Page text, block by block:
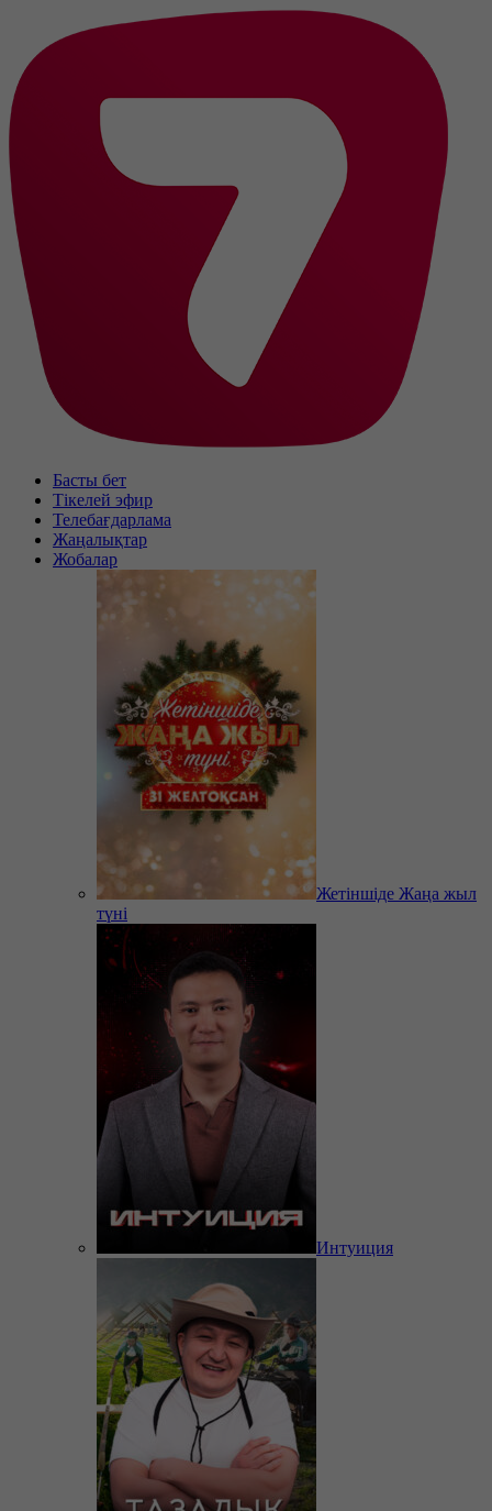
Басты бет
Тікелей эфир
Телебағдарлама
Жаңалықтар
Жобалар
Жетіншіде Жаңа жыл
түні
Интуиция